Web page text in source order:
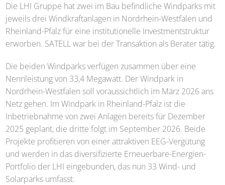
Die LHI Gruppe hat zwei im Bau befindliche Windparks mit
jeweils drei Windkraftanlagen in Nordrhein-Westfalen und
Rheinland-Pfalz für eine institutionelle Investmentstruktur
erworben. SATELLwar bei der Transaktion als Berater tätig.
Die beiden Windparks verfügen zusammen über eine
Nennleistung von 33,4 Megawatt. Der Windpark in
Nordrhein-Westfalen soll voraussichtlich im März 2026 ans
Netz gehen. Im Windpark in Rheinland-Pfalz ist die
Inbetriebnahme von zwei Anlagen bereits für Dezember
2025 geplant, die dritte folgt im September 2026. Beide
Projekte profitieren von einer attraktiven EEG-Vergütung
und werden in das diversifizierte Erneuerbare-Energien-
Portfolio der LHI eingebunden, das nun 33 Wind- und
Solarparks umfasst.